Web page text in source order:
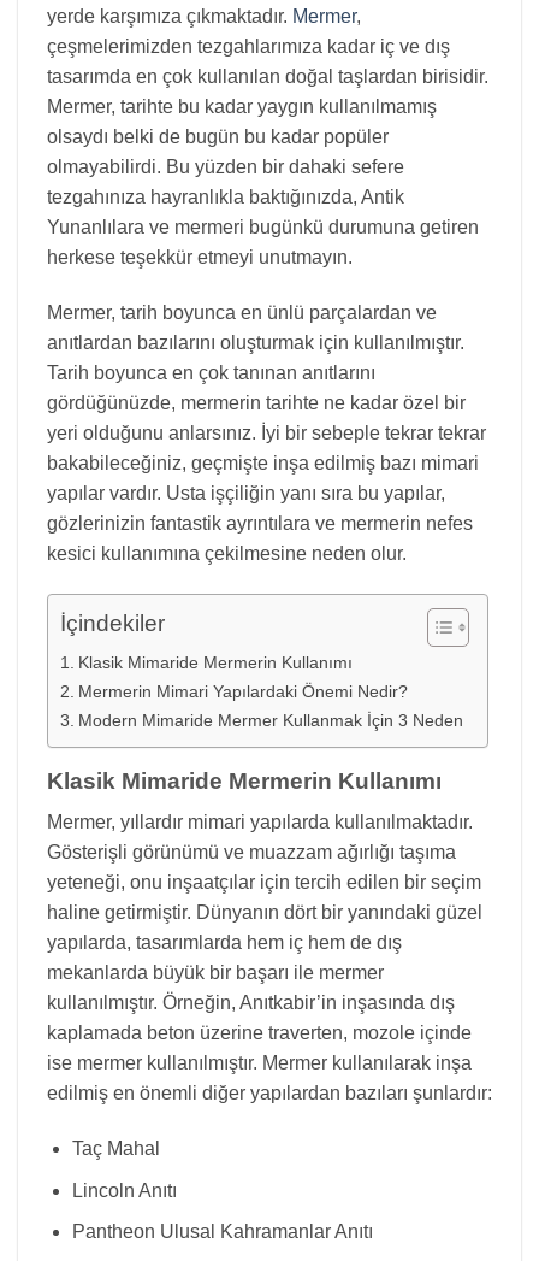
yerde karşımıza çıkmaktadır. Mermer,
çeşmelerimizden tezgahlarımıza kadar iç ve dış
tasarımda en çok kullanılan doğal taşlardan birisidir.
Mermer, tarihte bu kadar yaygın kullanılmamış
olsaydı belki de bugün bu kadar popüler
olmayabilirdi. Bu yüzden bir dahaki sefere
tezgahınıza hayranlıkla baktığınızda, Antik
Yunanlılara ve mermeri bugünkü durumuna getiren
herkese teşekkür etmeyi unutmayın.
Mermer, tarih boyunca en ünlü parçalardan ve
anıtlardan bazılarını oluşturmak için kullanılmıştır.
Tarih boyunca en çok tanınan anıtlarını
gördüğünüzde, mermerin tarihte ne kadar özel bir
yeri olduğunu anlarsınız. İyi bir sebeple tekrar tekrar
bakabileceğiniz, geçmişte inşa edilmiş bazı mimari
yapılar vardır. Usta işçiliğin yanı sıra bu yapılar,
gözlerinizin fantastik ayrıntılara ve mermerin nefes
kesici kullanımına çekilmesine neden olur.
İçindekiler
Klasik Mimaride Mermerin Kullanımı
Mermerin Mimari Yapılardaki Önemi Nedir?
Modern Mimaride Mermer Kullanmak İçin 3 Neden
Klasik Mimaride Mermerin Kullanımı
Mermer, yıllardır mimari yapılarda kullanılmaktadır.
Gösterişli görünümü ve muazzam ağırlığı taşıma
yeteneği, onu inşaatçılar için tercih edilen bir seçim
haline getirmiştir. Dünyanın dört bir yanındaki güzel
yapılarda, tasarımlarda hem iç hem de dış
mekanlarda büyük bir başarı ile mermer
kullanılmıştır. Örneğin, Anıtkabir’in inşasında dış
kaplamada beton üzerine traverten, mozole içinde
ise mermer kullanılmıştır. Mermer kullanılarak inşa
edilmiş en önemli diğer yapılardan bazıları şunlardır:
Taç Mahal
Lincoln Anıtı
Pantheon Ulusal Kahramanlar Anıtı